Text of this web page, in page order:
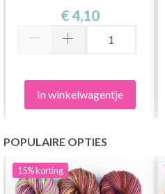
STUKS)
€ 4,10
In winkelwagentje
POPULAIRE OPTIES
15%korting